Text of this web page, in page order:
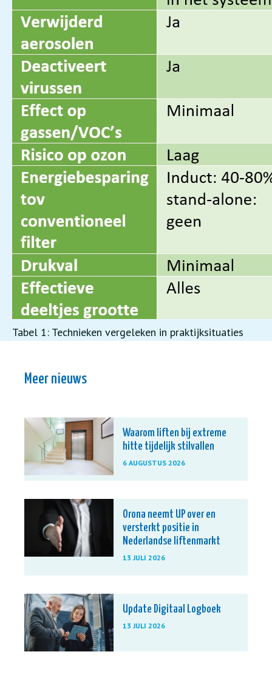
Tabel 1: Technieken vergeleken in praktijksituaties
Meer nieuws
Waarom liften bij extreme
hitte tijdelijk stilvallen
6 AUGUSTUS 2026
Orona neemt UP over en
versterkt positie in
Nederlandse liftenmarkt
13 JULI 2026
Update Digitaal Logboek
13 JULI 2026